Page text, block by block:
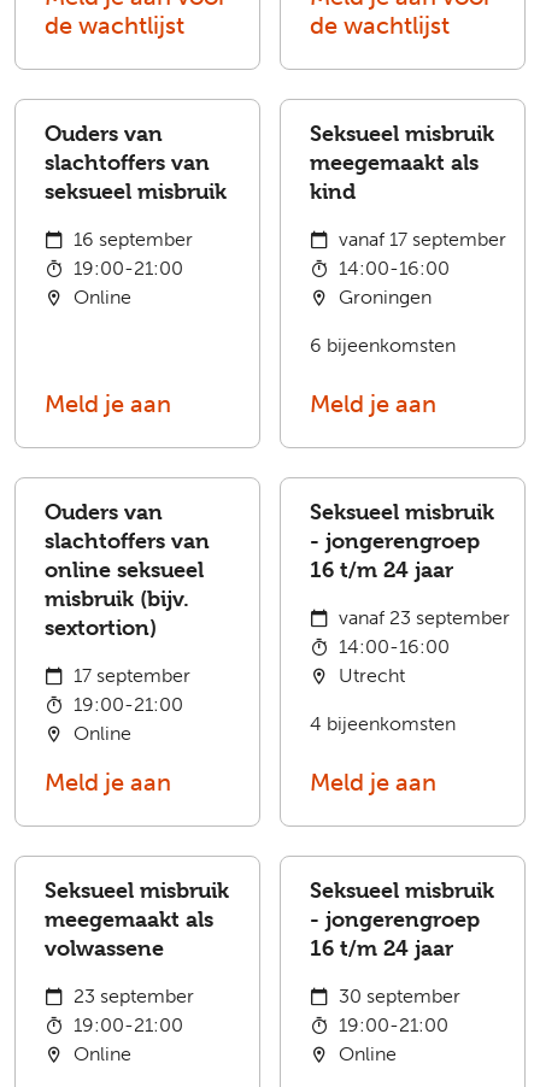
de wachtlijst
de wachtlijst
Ouders van
slachtoffers van
seksueel misbruik
16 september
19:00-21:00
Online
Meld je aan
Seksueel misbruik
meegemaakt als
kind
vanaf 17 september
14:00-16:00
Groningen
6 bijeenkomsten
Meld je aan
Ouders van
slachtoffers van
online seksueel
misbruik (bijv.
sextortion)
17 september
19:00-21:00
Online
Meld je aan
Seksueel misbruik
- jongerengroep
16 t/m 24 jaar
vanaf 23 september
14:00-16:00
Utrecht
4 bijeenkomsten
Meld je aan
Seksueel misbruik
meegemaakt als
volwassene
23 september
19:00-21:00
Online
Seksueel misbruik
- jongerengroep
16 t/m 24 jaar
30 september
19:00-21:00
Online